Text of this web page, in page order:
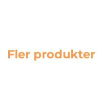
Fler produkter